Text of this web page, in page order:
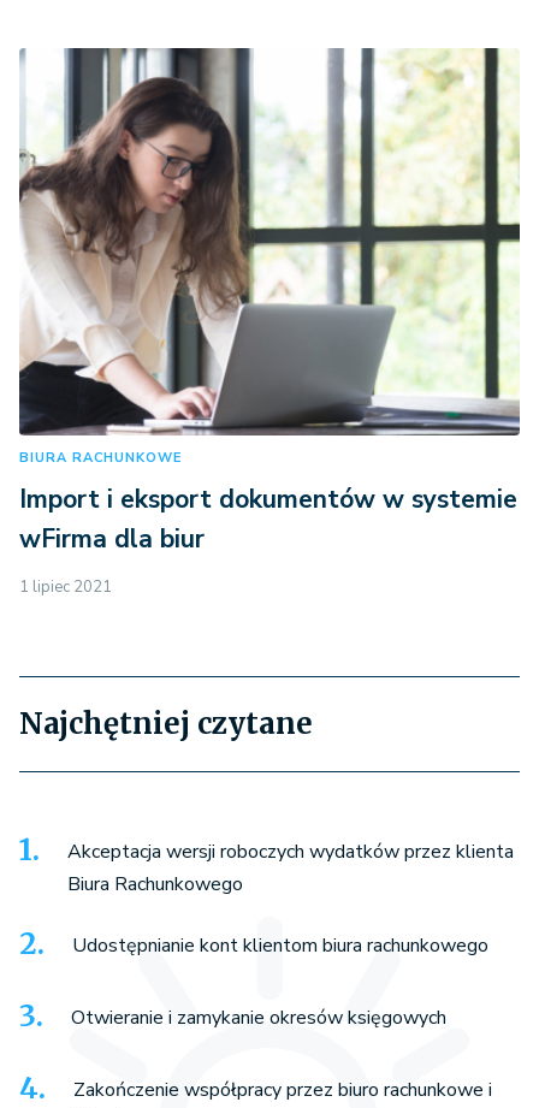
BIURA RACHUNKOWE
Import i eksport dokumentów w systemie
wFirma dla biur
1 lipiec 2021
Najchętniej czytane
Akceptacja wersji roboczych wydatków przez klienta
Biura Rachunkowego
Udostępnianie kont klientom biura rachunkowego
Otwieranie i zamykanie okresów księgowych
Zakończenie współpracy przez biuro rachunkowe i